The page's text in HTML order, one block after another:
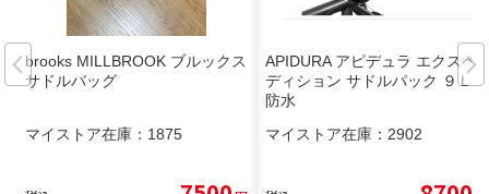
brooks MILLBROOK ブルックス
サドルバッグ
マイストア在庫： 1875
APIDURA アピデュラ エクスペ
ディション サドルパック ９Ｌ
防水
マイストア在庫： 2902